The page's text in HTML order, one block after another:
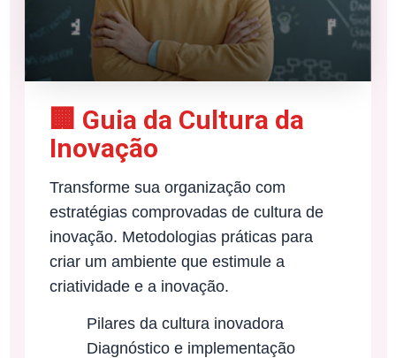
🏢 Guia da Cultura da
Inovação
Transforme sua organização com
estratégias comprovadas de cultura de
inovação. Metodologias práticas para
criar um ambiente que estimule a
criatividade e a inovação.
Pilares da cultura inovadora
Diagnóstico e implementação